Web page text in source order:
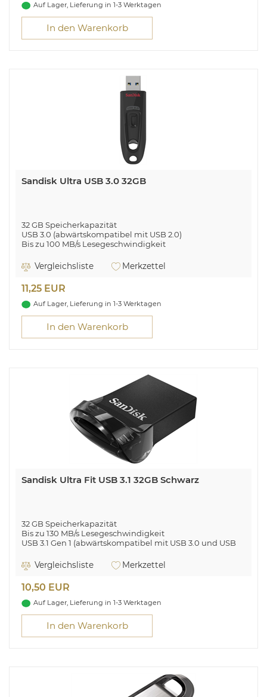
Auf Lager, Lieferung in 1-3 Werktagen
In den Warenkorb
Sandisk Ultra USB 3.0 32GB
32 GB Speicherkapazität
USB 3.0 (abwärtskompatibel mit USB 2.0)
Bis zu 100 MB/s Lesegeschwindigkeit
SanDisk Ultra. Kapazität: 32 GB, Geräteschnittstelle: USB
Typ-A, USB-Version: 3.2 Gen 1 (3.1 Gen 1),
Passwortschutz. Gewicht: 13,61 g. Produktfarbe: Schwarz
Vergleichsliste Merkzettel
11,25 EUR
Auf Lager, Lieferung in 1-3 Werktagen
In den Warenkorb
Sandisk Ultra Fit USB 3.1 32GB Schwarz
32 GB Speicherkapazität
Bis zu 130 MB/s Lesegeschwindigkeit
USB 3.1 Gen 1 (abwärtskompatibel mit USB 3.0 und USB
Schnelle Speichererweiterung. Einstecken und loslegen!
Vergleichsliste Merkzettel
10,50 EUR
Auf Lager, Lieferung in 1-3 Werktagen
In den Warenkorb